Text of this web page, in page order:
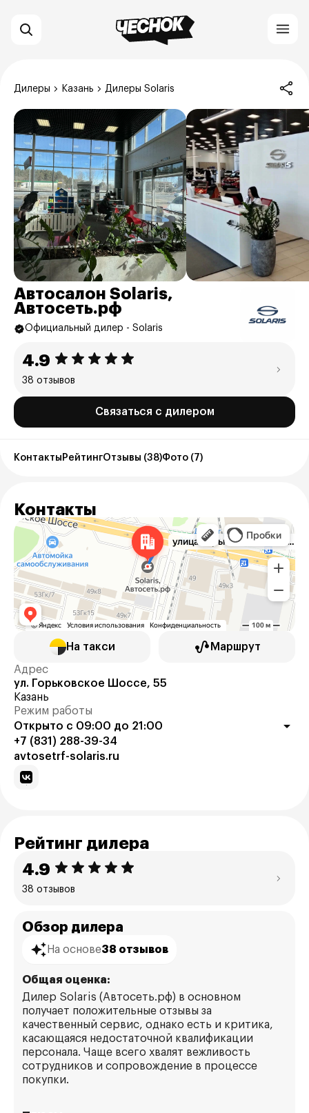
Дилеры Казань Дилеры Solaris
Автосалон Solaris,
Автосеть.рф
Официальный дилер - Solaris
4.9
38 отзывов
Связаться с дилером
Контакты РейтингОтзывы (38)Фото (7)
Контакты
На такси Маршрут
Адрес
ул. Горьковское Шоссе, 55
Казань
Режим работы
Открыто с 09:00 до 21:00
+7 (831) 288-39-34
avtosetrf-solaris.ru
Рейтинг дилера
4.9
38 отзывов
Обзор дилера
На основе38 отзывов
Общая оценка:
Дилер Solaris (Автосеть.рф) в основном
получает положительные отзывы за
качественный сервис, однако есть и критика,
касающаяся недостаточной квалификации
персонала. Чаще всего хвалят вежливость
сотрудников и сопровождение в процессе
покупки.